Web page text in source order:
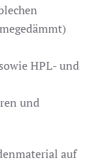
HPL- und
und
auf